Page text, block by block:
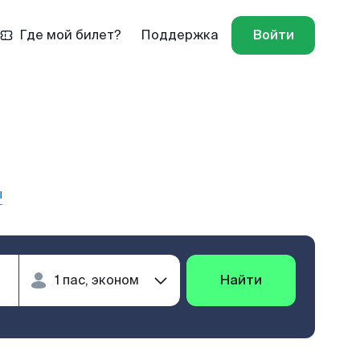
Где мой билет? Поддержка Войти
Найти